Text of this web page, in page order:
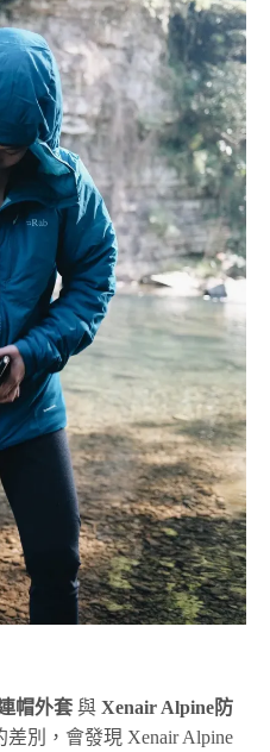
帽外套 與Xenair Alpine防
差別，會發現 Xenair Alpine